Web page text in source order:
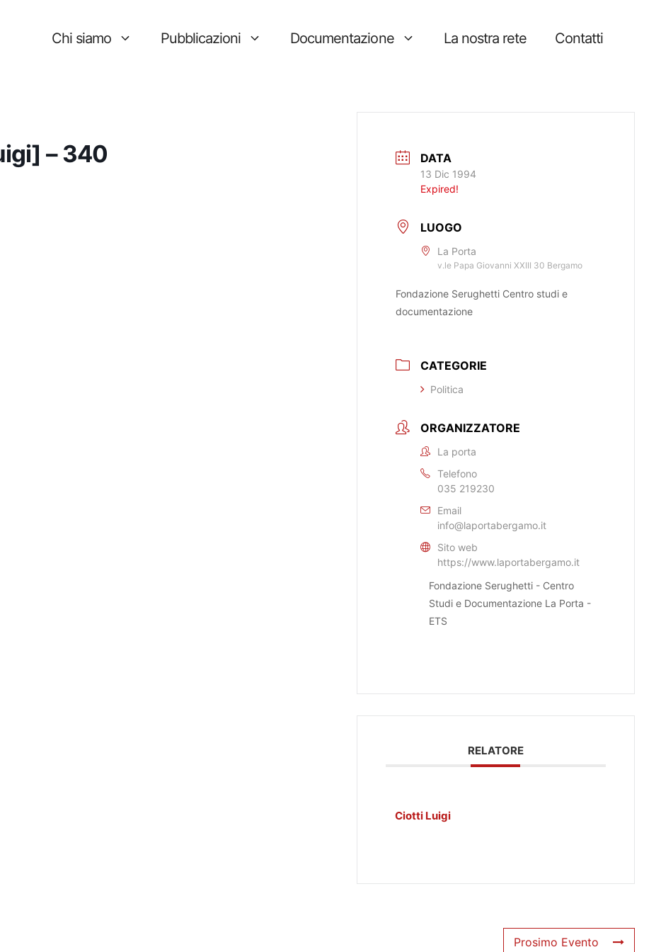
Chi siamo Pubblicazioni Documentazione La nostra rete Contatti
– 340 DATA
13 Dic 1994
Expired!
LUOGO
La Porta
v.le Papa Giovanni XXIII 30 Bergamo
Fondazione Serughetti Centro studi e
documentazione
CATEGORIE
Politica
ORGANIZZATORE
La porta
Telefono
035 219230
Email
info@laportabergamo.it
Sito web
https://www.laportabergamo.it
Fondazione Serughetti - Centro
Studi e Documentazione La Porta -
ETS
RELATORE
Ciotti Luigi
Prosimo Evento